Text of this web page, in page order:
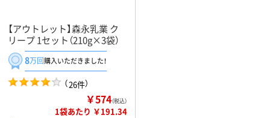
【アウトレット】森永乳業 ク
リープ 1セット（210g×3袋）
8万回購入いただきました！
（26件）
￥574（税込）
1袋あたり ￥191.34